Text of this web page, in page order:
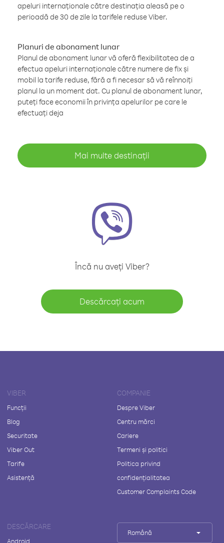
apeluri internaționale către destinația aleasă pe o
perioadă de 30 de zile la tarifele reduse Viber.
Planuri de abonament lunar
Planul de abonament lunar vă oferă flexibilitatea de a
efectua apeluri internaționale către numere de fix și
mobil la tarife reduse, fără a fi necesar să vă reînnoiți
planul la un moment dat. Cu planul de abonament lunar,
puteți face economii în privința apelurilor pe care le
efectuați deja
Mai multe destinații
Încă nu aveți Viber?
Descărcați acum
VIBER
Funcții
Blog
Securitate
Viber Out
Tarife
Asistență
COMPANIE
Despre Viber
Centru mărci
Cariere
Termeni și politici
Politica privind
confidențialitatea
Customer Complaints Code
DESCĂRCARE
Android
Română